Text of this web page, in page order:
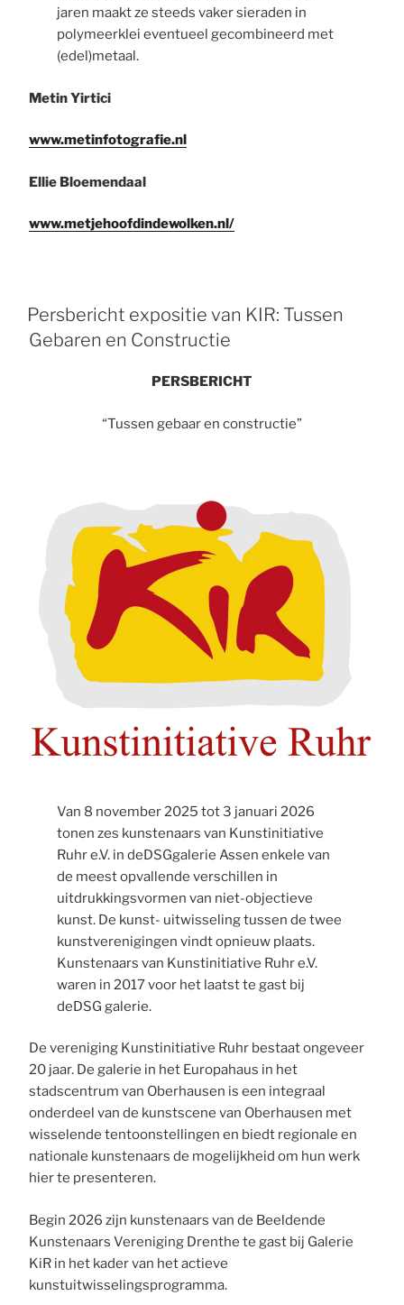
jaren maakt ze steeds vaker sieraden in
polymeerklei eventueel gecombineerd met
(edel)metaal.
Metin Yirtici
www.metinfotografie.nl
Ellie Bloemendaal
www.metjehoofdindewolken.nl/
Persbericht expositie van KIR: Tussen
Gebaren en Constructie
PERSBERICHT
“Tussen gebaar en constructie”
Van 8 november 2025 tot 3 januari 2026
tonen zes kunstenaars van Kunstinitiative
Ruhr e.V. in deDSGgalerie Assen enkele van
de meest opvallende verschillen in
uitdrukkingsvormen van niet-objectieve
kunst. De kunst- uitwisseling tussen de twee
kunstverenigingen vindt opnieuw plaats.
Kunstenaars van Kunstinitiative Ruhr e.V.
waren in 2017 voor het laatst te gast bij
deDSG galerie.
De vereniging Kunstinitiative Ruhr bestaat ongeveer
20 jaar. De galerie in het Europahaus in het
stadscentrum van Oberhausen is een integraal
onderdeel van de kunstscene van Oberhausen met
wisselende tentoonstellingen en biedt regionale en
nationale kunstenaars de mogelijkheid om hun werk
hier te presenteren.
Begin 2026 zijn kunstenaars van de Beeldende
Kunstenaars Vereniging Drenthe te gast bij Galerie
KiR in het kader van het actieve
kunstuitwisselingsprogramma.